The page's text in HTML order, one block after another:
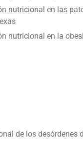
nutricional en las
nutricional en la
de los desórdenes